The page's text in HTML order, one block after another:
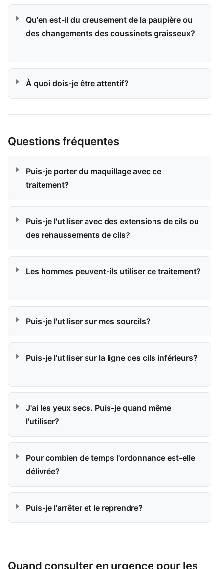
Qu'en est-il du creusement de la paupière ou
des changements des coussinets graisseux?
À quoi dois-je être attentif?
Questions fréquentes
Puis-je porter du maquillage avec ce
traitement?
Puis-je l'utiliser avec des extensions de cils ou
des rehaussements de cils?
Les hommes peuvent-ils utiliser ce traitement?
Puis-je l'utiliser sur mes sourcils?
Puis-je l'utiliser sur la ligne des cils inférieurs?
J'ai les yeux secs. Puis-je quand même
l'utiliser?
Pour combien de temps l'ordonnance est-elle
délivrée?
Puis-je l'arrêter et le reprendre?
Quand consulter en urgence pour les